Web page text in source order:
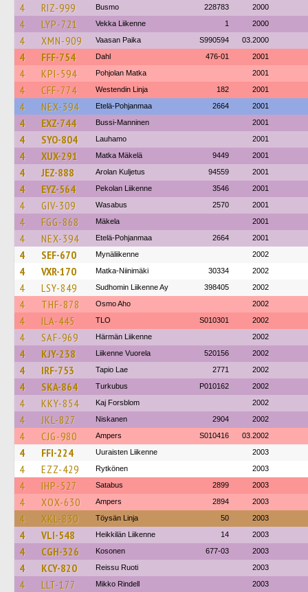
4 RIZ-999 Busmo 228783 2000
4 LYP-721 Vekka Liikenne 1 2000
4 XMN-909 Vaasan Paika S990594 03.2000
4 FFF-754 Dahl 476-01 2001
4 KPI-594 Pohjolan Matka 2001
4 CFF-774 Westendin Linja 182 2001
4 NEX-394 Etelä-Pohjanmaa 2664 2001
4 EXZ-744 Bussi-Manninen 2001
4 SYO-804 Lauhamo 2001
4 XUX-291 Matka Mäkelä 9449 2001
4 JEZ-888 Arolan Kuljetus 94559 2001
4 EYZ-564 Pekolan Liikenne 3546 2001
4 GIV-309 Wasabus 2570 2001
4 FGG-868 Mäkela 2001
4 NEX-394 Etelä-Pohjanmaa 2664 2001
4 SEF-670 Mynäliikenne 2002
4 VXR-170 Matka-Niinimäki 30334 2002
4 LSY-849 Sudhomin Liikenne Ay 398405 2002
4 THF-878 Osmo Aho 2002
4 ILA-445 TLO S010301 2002
4 SAF-969 Härmän Liikenne 2002
4 KJY-238 Liikenne Vuorela 520156 2002
4 IRF-753 Tapio Lae 2771 2002
4 SKA-864 Turkubus P010162 2002
4 KKY-854 Kaj Forsblom 2002
4 JKL-827 Niskanen 2904 2002
4 CJG-980 Ampers S010416 03.2002
4 FFI-224 Uuraisten Liikenne 2003
4 EZZ-429 Rytkönen 2003
4 IHP-527 Satabus 2899 2003
4 XOX-630 Ampers 2894 2003
4 XKL-830 Töysän Linja 50 2003
4 VLI-548 Heikkilän Liikenne 14 2003
4 CGH-326 Kosonen 677-03 2003
4 KCY-820 Reissu Ruoti 2003
4 LLT-177 Mikko Rindell 2003